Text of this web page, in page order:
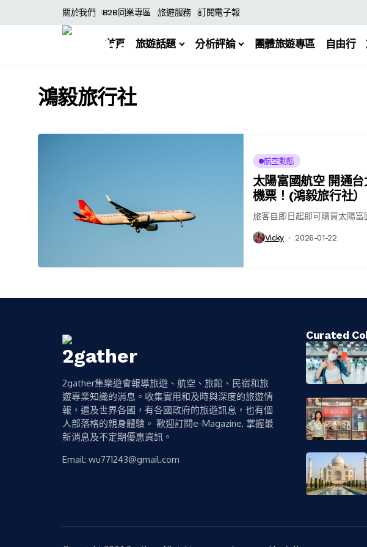
關於我們 B2B同業專區 旅遊服務 訂閱電子報
首頁 旅遊話題 分析評論 團體旅遊專區 自由行
鴻毅旅行社
航空動態
太陽富國航空 開通
機票！(鴻毅旅行社）
旅客自即日起即可購買太陽
Vicky 2026-01-22
2gather集樂遊會報導旅遊、航空、旅館、民宿和旅
遊專業知識的消息。收集實用和及時與深度的旅遊情
報，遍及世界各國，有各國政府的旅遊訊息，也有個
人部落格的親身體驗。 歡迎訂閱e-Magazine, 掌握最
新消息及不定期優惠資訊。
Email: wu771243@gmail.com
Curated